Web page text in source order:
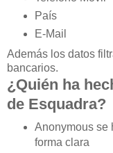
País
E-Mail
Además los datos
bancarios.
¿Quién ha
de Esquadra?
Anonymous se
forma clara